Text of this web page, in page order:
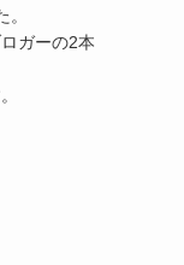
ガーの2本